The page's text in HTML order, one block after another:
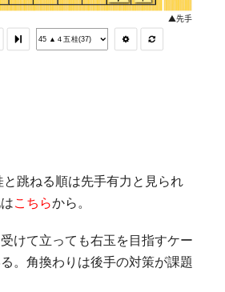
跳ねる順は先手有力と見られ
こちらから。
けて立っても右玉を目指すケー
。角換わりは後手の対策が課題